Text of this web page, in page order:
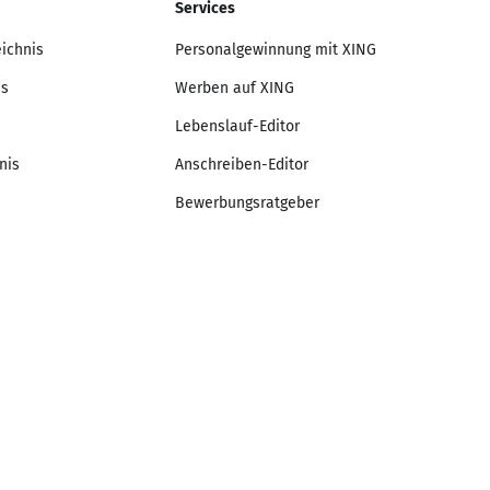
Services
Personalgewinnung mit XING
Werben auf XING
Lebenslauf-Editor
Anschreiben-Editor
Bewerbungsratgeber